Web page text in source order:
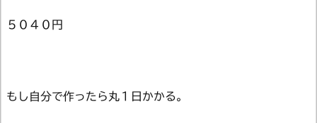
５０４０円
もし自分で作ったら丸１日かかる。